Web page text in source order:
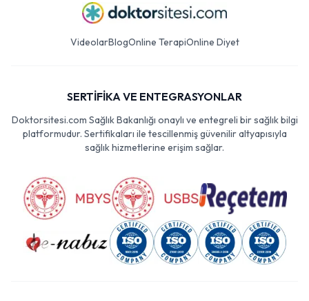
VideolarBlogOnline TerapiOnline Diyet
SERTİFİKA VE ENTEGRASYONLAR
Doktorsitesi.com Sağlık Bakanlığı onaylı ve entegreli bir sağlık bilgi
platformudur. Sertifikaları ile tescillenmiş güvenilir altyapısıyla
sağlık hizmetlerine erişim sağlar.